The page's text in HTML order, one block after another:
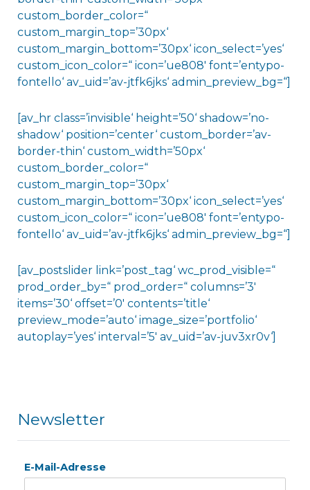
custom_border_color=“
custom_margin_top=’30px‘
custom_margin_bottom=’30px‘ icon_select=’yes‘
custom_icon_color=“ icon=’ue808′ font=’entypo-
fontello‘ av_uid=’av-jtfk6jks‘ admin_preview_bg=“]
[av_hr class=’invisible‘ height=’50‘ shadow=’no-
shadow‘ position=’center‘ custom_border=’av-
border-thin‘ custom_width=’50px‘
custom_border_color=“
custom_margin_top=’30px‘
custom_margin_bottom=’30px‘ icon_select=’yes‘
custom_icon_color=“ icon=’ue808′ font=’entypo-
fontello‘ av_uid=’av-jtfk6jks‘ admin_preview_bg=“]
[av_postslider link=’post_tag‘ wc_prod_visible=“
prod_order_by=“ prod_order=“ columns=’3′
items=’30‘ offset=’0′ contents=’title‘
preview_mode=’auto‘ image_size=’portfolio‘
autoplay=’yes‘ interval=’5′ av_uid=’av-juv3xr0v‘]
Newsletter
E-Mail-Adresse